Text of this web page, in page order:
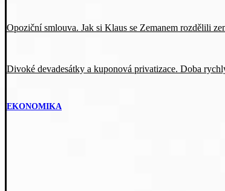
Opoziční smlouva. Jak si Klaus se Zemanem rozdělili
Divoké devadesátky a kuponová privatizace. Doba
EKONOMIKA